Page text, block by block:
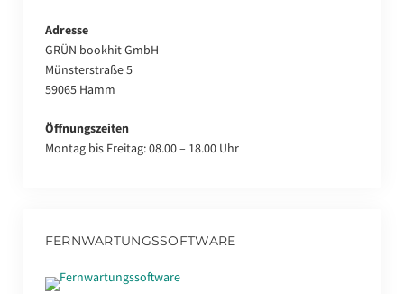
Adresse
GRÜN bookhit GmbH
Münsterstraße 5
59065 Hamm
Öffnungszeiten
Montag bis Freitag: 08.00 – 18.00 Uhr
FERNWARTUNGSSOFTWARE